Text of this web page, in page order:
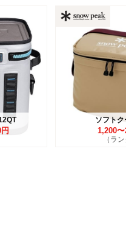
ソフト
1,200
（ラ